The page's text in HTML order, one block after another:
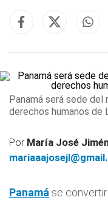
Panamá será sede
derechos humanos de
Por María José
Panamá se